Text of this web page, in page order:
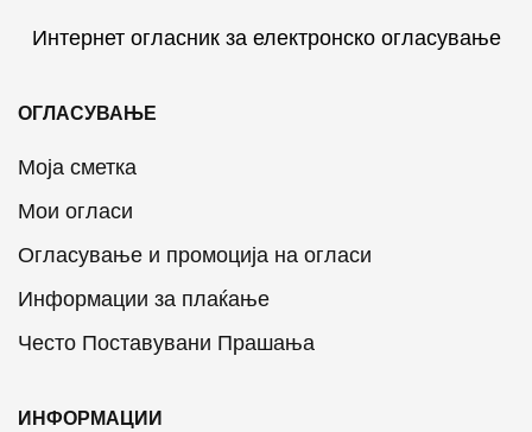
Интернет огласник за електронско огласување
ОГЛАСУВАЊЕ
Моја сметка
Мои огласи
Огласување и промоција на огласи
Информации за плаќање
Често Поставувани Прашања
ИНФОРМАЦИИ